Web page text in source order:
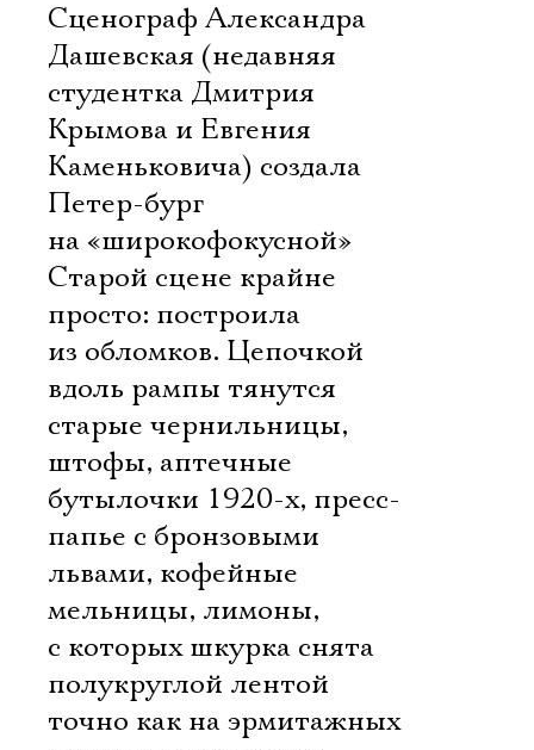
Сценограф Александра
Дашевская (недавняя
студентка Дмитрия
Крымова и Евгения
Каменьковича) создала
Петер-бург
на «широкофокусной»
Старой сцене крайне
просто: построила
из обломков. Цепочкой
вдоль рампы тянутся
старые чернильницы,
штофы, аптечные
бутылочки 1920-х, пресс-
папье с бронзовыми
львами, кофейные
мельницы, лимоны,
с которых шкурка снята
полукруглой лентой 
точно как на эрмитажных